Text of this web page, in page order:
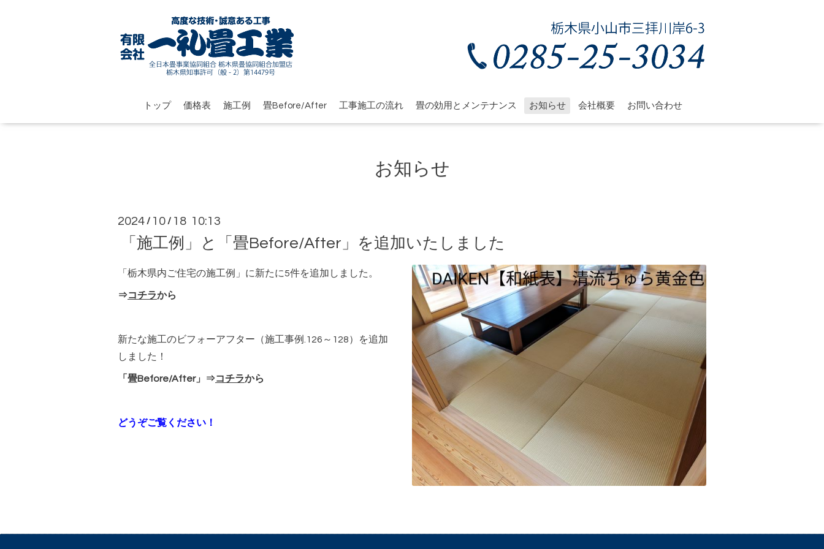
トップ 価格表 施工例 畳Before/After 工事施工の流れ 畳の効用とメンテナンス お知らせ 会社概要 お問い合わせ
お知らせ
2024 / 10 / 18 10:13
「施工例」と「畳Before/After」を追加いたしました
「栃木県内ご住宅の施工例」に新たに5件を追加しました。
⇒コチラから
新たな施工のビフォーアフター（施工事例.126～128）を追加
しました！
「畳Before/After」⇒コチラから
どうぞご覧ください！